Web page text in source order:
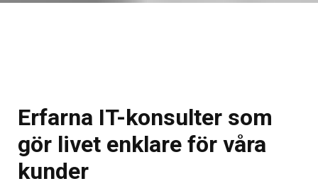
Erfarna IT-konsulter som
gör livet enklare för våra
kunder